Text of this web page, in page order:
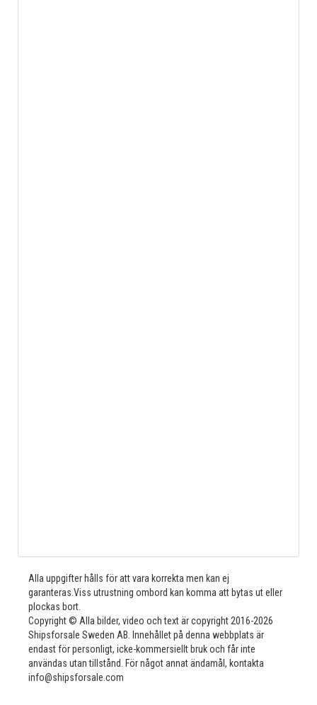
Alla uppgifter hålls för att vara korrekta men kan ej
garanteras.Viss utrustning ombord kan komma att bytas ut eller
plockas bort.
Copyright © Alla bilder, video och text är copyright 2016-2026
Shipsforsale Sweden AB. Innehållet på denna webbplats är
endast för personligt, icke-kommersiellt bruk och får inte
användas utan tillstånd. För något annat ändamål, kontakta
info@shipsforsale.com